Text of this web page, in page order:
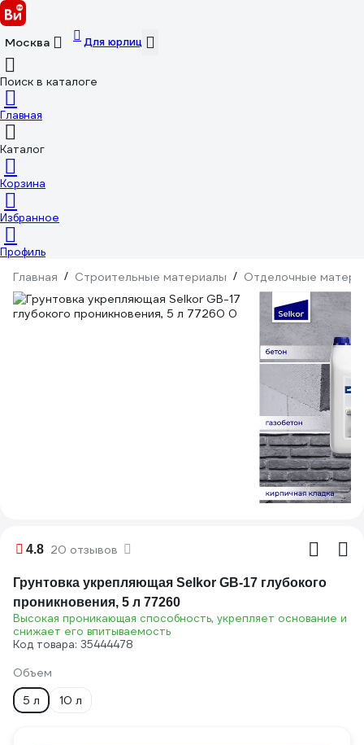
Москва Для юрлиц
Поиск в каталоге
Главная
Каталог
Корзина
Избранное
Профиль
Главная / Строительные материалы / Отделочные
4.8 20 отзывов
Грунтовка укрепляющая Selkor GB-17 глубокого
проникновения, 5 л 77260
Высокая проникающая способность, укрепляет основание и
снижает его впитываемость
Код товара: 35444478
Объем
5 л
10 л